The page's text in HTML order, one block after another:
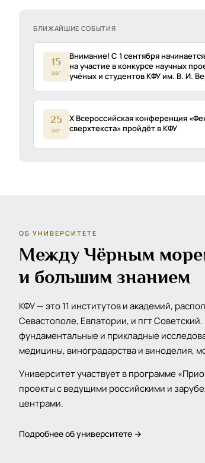
БЛИЖАЙШИЕ СОБЫТИЯ
15
авг
Внимание! С 1 сентября
на участие в конкурсе научных
учёных и студентов КФУ им. В. И.
25
авг
X Всероссийская конференция
сверхтекста» пройдёт в КФУ
ОБ УНИВЕРСИТЕТЕ
Между Чёрным
и большим знанием
КФУ — это 11 институтов и академий,
Севастополе, Евпатории, и пгт
фундаментальные и прикладные
медицины, виноградарства и виноделия,
Университет участвует в программе
проекты с ведущими российскими и
центрами.
Подробнее об университете →